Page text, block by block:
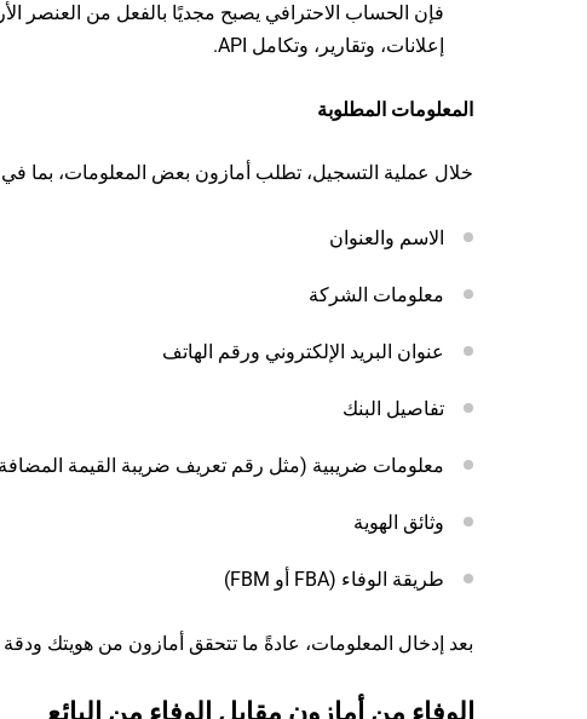
فإن الحساب الاحترافي يصبح مجديًا بالفعل من العنصر
إعلانات، وتقارير، وتكامل API.
المعلومات المطلوبة
خلال عملية التسجيل، تطلب أمازون بعض المعلومات، بما
الاسم والعنوان
معلومات الشركة
عنوان البريد الإلكتروني ورقم الهاتف
تفاصيل البنك
معلومات ضريبية (مثل رقم تعريف ضريبة القيمة
وثائق الهوية
طريقة الوفاء (FBA أو FBM)
بعد إدخال المعلومات، عادةً ما تتحقق أمازون من هويتك ودقة
الوفاء من أمازون مقابل الوفاء من البائع